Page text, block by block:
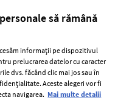
să rămână
informații pe dispozitivul
prelucrarea datelor cu caracter
dvs. făcând clic mai jos sau în
Aceste alegeri vor fi
navigarea. Mai multe detalii